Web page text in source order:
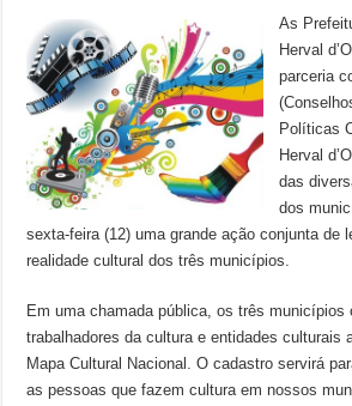
As
Herval
parceria
Políticas
Herval
das
dos
sexta-feira (12) uma grande ação conjunta de
realidade cultural dos três municípios.
Em uma chamada pública, os três municípios
trabalhadores da cultura e entidades culturais
Mapa Cultural Nacional. O cadastro servirá
as pessoas que fazem cultura em nossos